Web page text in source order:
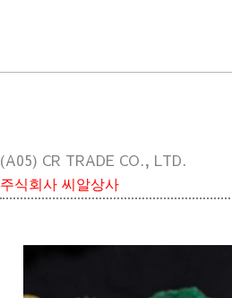
(A05) CR TRADE CO., LTD.
주식회사 씨알상사